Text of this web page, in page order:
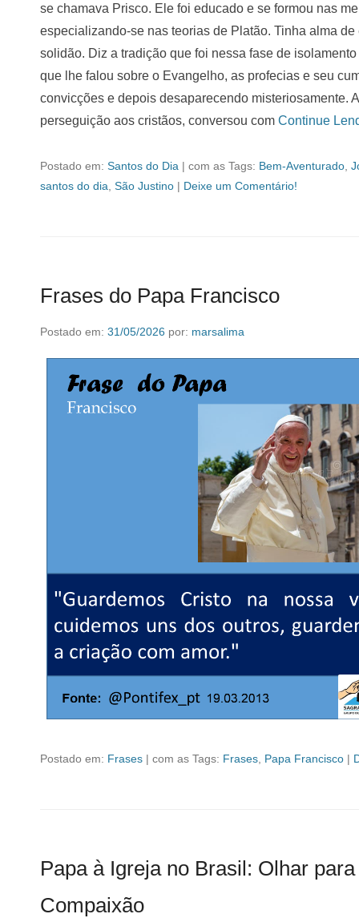
se chamava Prisco. Ele foi educado e se formou nas
especializando-se nas teorias de Platão. Tinha alma
solidão. Diz a tradição que foi nessa fase de
que lhe falou sobre o Evangelho, as profecias e seu
convicções e depois desaparecendo misteriosamente.
perseguição aos cristãos, conversou com Continue
Postado em: Santos do Dia | com as Tags: Bem-Aventurado
santos do dia São Justino | Deixe um Comentário!
Frases do Papa Francisco
Postado em: 31/05/2026 por: marsalima
Postado em: Frases | com as Tags: Frases Papa Francisco |
Papa à Igreja no Brasil: Olhar
Compaixão